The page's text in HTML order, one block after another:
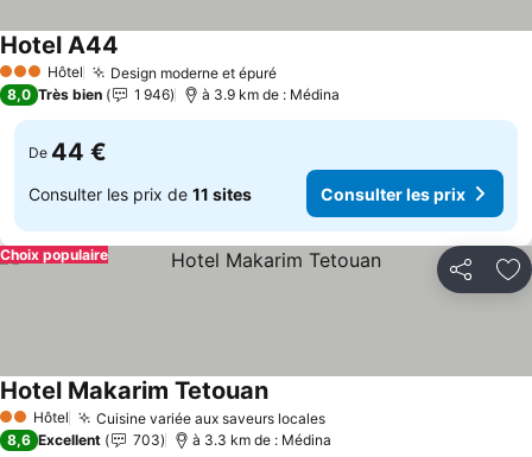
3 ÉtoilesHôtel Design moderne et épuréConsulter les prix
Hotel A44
8,0 Très bien 1 946 à 3.9 km de : Médina
De 44 €
Consulter les prix de 11 sites Consulter les prix
Partager
Choix populaire
2 Étoiles
Hôtel Cuisine variée aux saveurs localesConsulter les prix
Hotel Makarim TetouanConsulter les prix
8,6 Excellent 703 à 3.3 km de : Médina